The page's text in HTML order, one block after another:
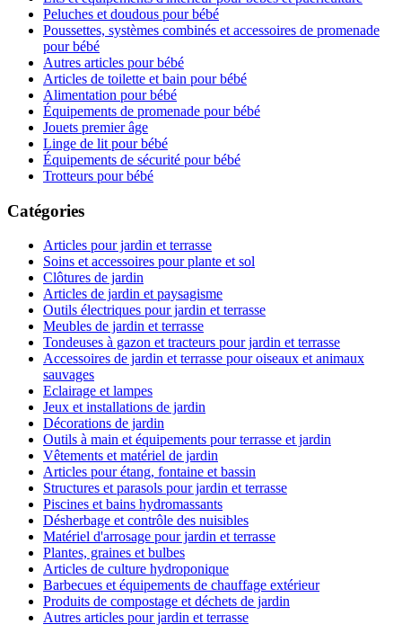
Peluches et doudous pour bébé
Poussettes, systèmes combinés et accessoires de promenade
pour bébé
Autres articles pour bébé
Articles de toilette et bain pour bébé
Alimentation pour bébé
Équipements de promenade pour bébé
Jouets premier âge
Linge de lit pour bébé
Équipements de sécurité pour bébé
Trotteurs pour bébé
Catégories
Articles pour jardin et terrasse
Soins et accessoires pour plante et sol
Clôtures de jardin
Articles de jardin et paysagisme
Outils électriques pour jardin et terrasse
Meubles de jardin et terrasse
Tondeuses à gazon et tracteurs pour jardin et terrasse
Accessoires de jardin et terrasse pour oiseaux et animaux
sauvages
Eclairage et lampes
Jeux et installations de jardin
Décorations de jardin
Outils à main et équipements pour terrasse et jardin
Vêtements et matériel de jardin
Articles pour étang, fontaine et bassin
Structures et parasols pour jardin et terrasse
Piscines et bains hydromassants
Désherbage et contrôle des nuisibles
Matériel d'arrosage pour jardin et terrasse
Plantes, graines et bulbes
Articles de culture hydroponique
Barbecues et équipements de chauffage extérieur
Produits de compostage et déchets de jardin
Autres articles pour jardin et terrasse